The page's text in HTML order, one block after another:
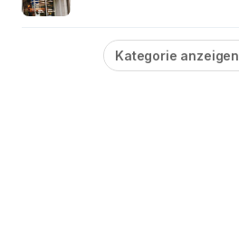
Kategorie anzeigen